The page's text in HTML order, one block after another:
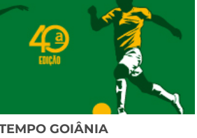
GOIÂNIA